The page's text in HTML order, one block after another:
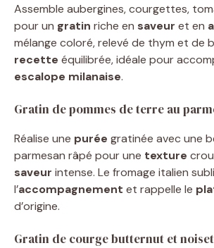
Assemble aubergines, courgettes,
pour un gratin riche en saveur et en
mélange coloré, relevé de thym et de
recette équilibrée, idéale pour
escalope milanaise.
Gratin de pommes de terre au
Réalise une purée gratinée avec une
parmesan râpé pour une texture
saveur intense. Le fromage italien
l’accompagnement et rappelle le
d’origine.
Gratin de courge butternut et